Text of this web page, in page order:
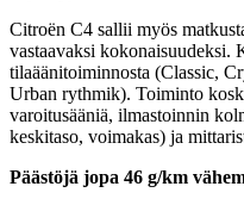
Citroën C4 sallii myös
vastaavaksi kokonaisuudeksi.
tilaäänitoiminnosta (Classic,
Urban rythmik). Toiminto
varoitusääniä, ilmastoinnin
keskitaso, voimakas) ja
Päästöjä jopa 46 g/km